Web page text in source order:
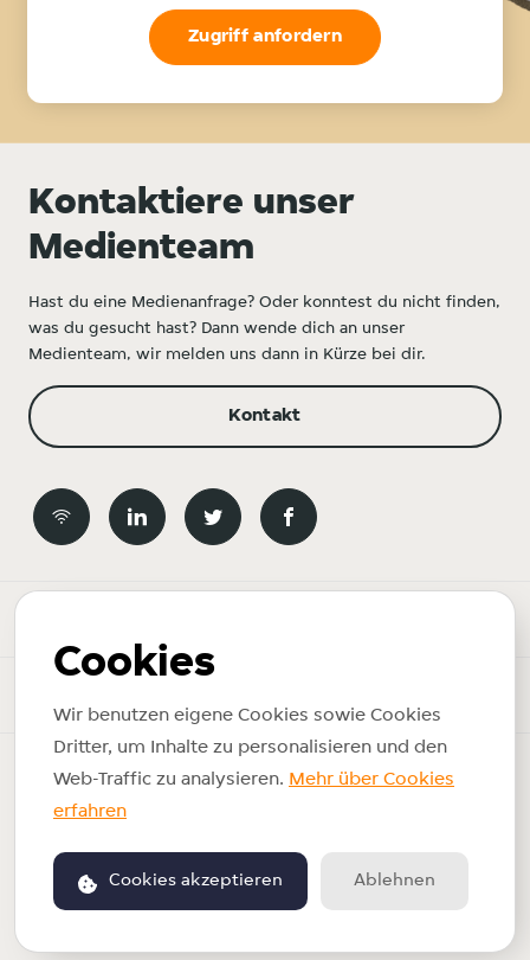
Zugriff anfordern
Kontaktiere unser
Medienteam
Hast du eine Medienanfrage? Oder konntest du nicht finden,
was du gesucht hast? Dann wende dich an unser
Medienteam, wir melden uns dann in Kürze bei dir.
Kontakt
Copyright © 2026 Just Eat Takeaway.com. Alle Rechte
Impressum
Betrieben von PR.co
Cookies
Wir benutzen eigene Cookies sowie Cookies
Dritter, um Inhalte zu personalisieren und den
Web-Traffic zu analysieren. Mehr über Cookies
erfahren
Cookies akzeptieren Ablehnen